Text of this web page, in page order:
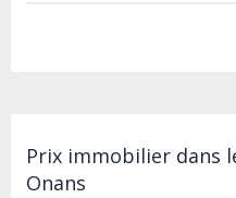
Prix immobilier dans
Onans